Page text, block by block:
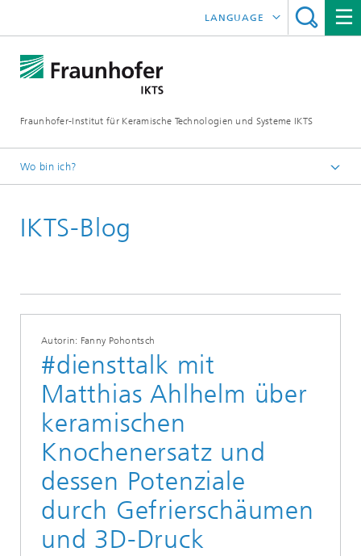
Fraunhofer-Institut für Keramische Technologien und Systeme IKTS
LANGUAGE
ČESKÝ
Wo bin ich?
Blog
IKTS-Blog
Autorin: Fanny Pohontsch
#diensttalk mit
Matthias Ahlhelm über
keramischen
Knochenersatz und
dessen Potenziale
durch Gefrierschäumen
und 3D-Druck